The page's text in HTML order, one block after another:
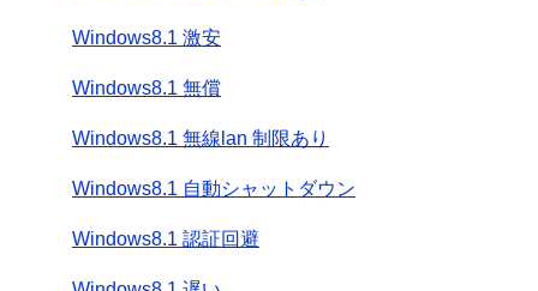
Windows8.1 激安
Windows8.1 無償
Windows8.1 無線lan 制限あり
Windows8.1 自動シャットダウン
Windows8.1 認証回避